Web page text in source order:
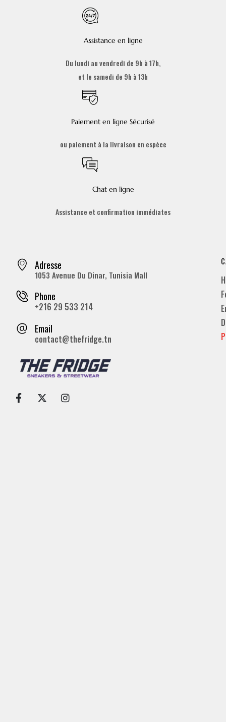
Assistance en ligne
Du lundi au vendredi de 9h à 17h,
et le samedi de 9h à 13h
Paiement en ligne Sécurisé
ou paiement à la livraison en espèce
Chat en ligne
Assistance et confirmation immédiates
Adresse
1053 Avenue Du Dinar, Tunisia Mall
Phone
+216 29 533 214
Email
contact@thefridge.tn